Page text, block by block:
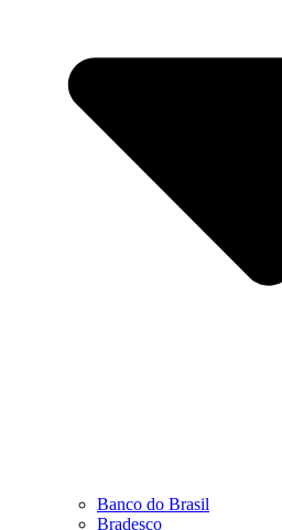
Banco do Brasil
Bradesco